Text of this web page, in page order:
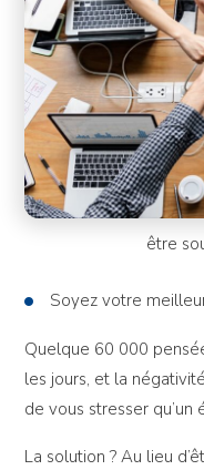
être
Soyez votre
Quelque 60 000
les jours, et la
de vous stresser
La solution ? Au lieu